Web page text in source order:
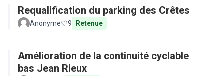
Requalification du parking des Crêtes
Anonyme 9 Retenue
Amélioration de la continuité cyclable
bas Jean Rieux